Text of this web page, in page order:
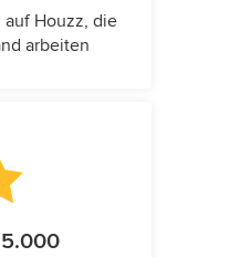
auf Houzz, die
arbeiten